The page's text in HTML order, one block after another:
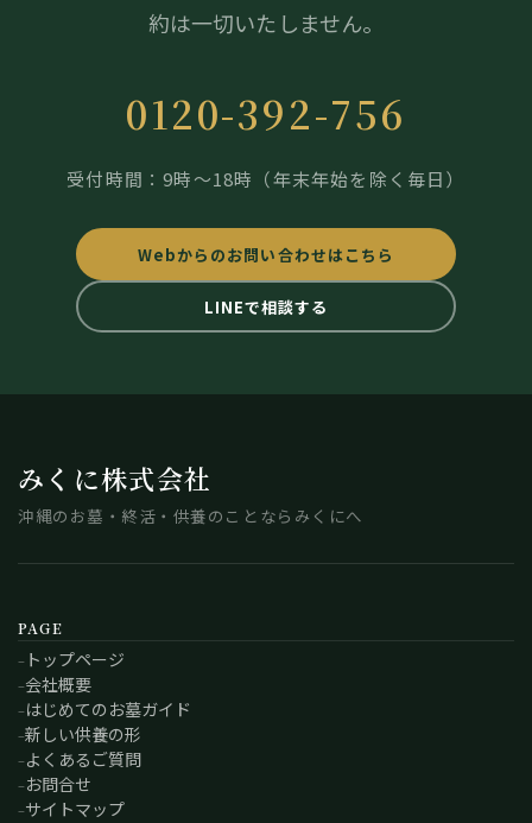
約は一切いたしません。
0120-392-756
受付時間：9時～18時（年末年始を除く毎日）
Webからのお問い合わせはこちら
LINEで相談する
みくに株式会社
沖縄のお墓・終活・供養のことならみくにへ
PAGE
トップページ
会社概要
はじめてのお墓ガイド
新しい供養の形
よくあるご質問
お問合せ
サイトマップ